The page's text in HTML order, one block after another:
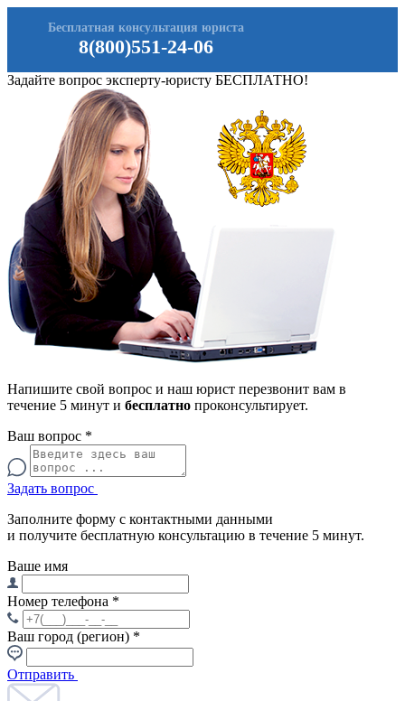
8(800)551-24-06
Бесплатная консультация юриста
Задайте вопрос эксперту-юристу БЕСПЛАТНО!
Напишите свой вопрос и наш юрист перезвонит вам в
течение 5 минут и бесплатно проконсультирует.
Ваш вопрос *
Задать вопрос
Заполните форму с контактными данными
и получите бесплатную консультацию в течение 5 минут.
Ваше имя
Номер телефона *
Ваш город (регион) *
Отправить